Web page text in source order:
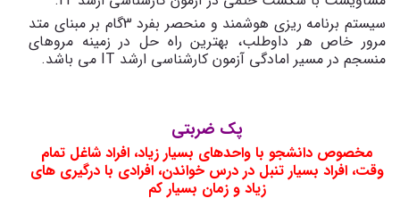
سیستم برنامه ریزی هوشمند و منحصر بفرد 3گام بر مبنای متد
مرور خاص هر داوطلب، بهترین راه حل در زمینه مروهای
منسجم در مسیر امادگی آزمون کارشناسی ارشد IT می باشد.
پک ضربتی
مخصوص دانشجو با واحدهای بسیار زیاد، افراد شاغل تمام
وقت، افراد بسیار تنبل در درس خواندن، افرادی با درگیری های
زیاد و زمان بسیار کم